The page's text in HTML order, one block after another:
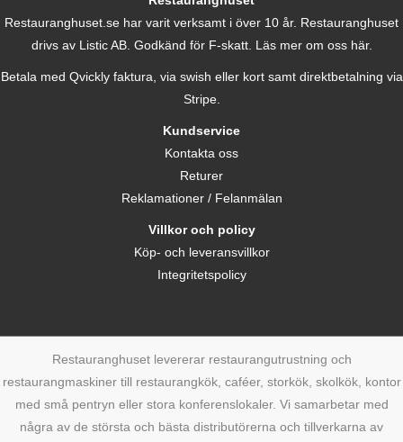
Restauranghuset.se har varit verksamt i över 10 år. Restauranghuset
drivs av Listic AB. Godkänd för F-skatt. Läs mer om oss här.
Betala med Qvickly faktura, via swish eller kort samt direktbetalning via
Stripe.
Kundservice
Kontakta oss
Returer
Reklamationer / Felanmälan
Villkor och policy
Köp- och leveransvillkor
Integritetspolicy
Restauranghuset levererar restaurangutrustning och
restaurangmaskiner till restaurangkök, caféer, storkök, skolkök, kontor
med små pentryn eller stora konferenslokaler. Vi samarbetar med
några av de största och bästa distributörerna och tillverkarna av